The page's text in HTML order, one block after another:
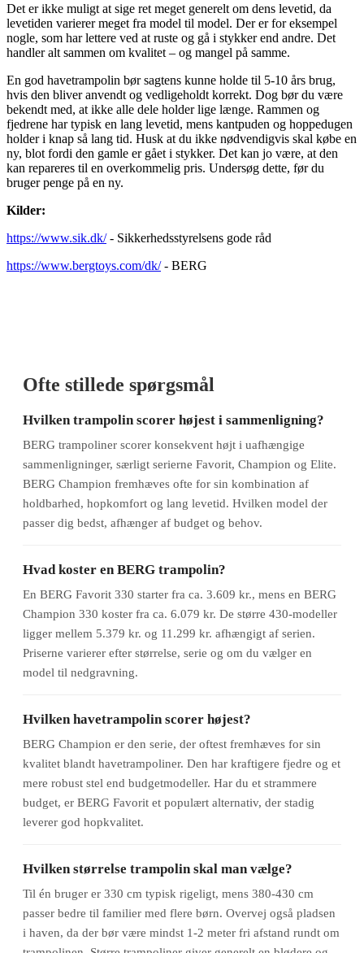
Det er ikke muligt at sige ret meget generelt om dens levetid, da
levetiden varierer meget fra model til model. Der er for eksempel
nogle, som har lettere ved at ruste og gå i stykker end andre. Det
handler alt sammen om kvalitet – og mangel på samme.
En god havetrampolin bør sagtens kunne holde til 5-10 års brug,
hvis den bliver anvendt og vedligeholdt korrekt. Dog bør du være
bekendt med, at ikke alle dele holder lige længe. Rammen og
fjedrene har typisk en lang levetid, mens kantpuden og hoppedugen
holder i knap så lang tid. Husk at du ikke nødvendigvis skal købe en
ny, blot fordi den gamle er gået i stykker. Det kan jo være, at den
kan repareres til en overkommelig pris. Undersøg dette, før du
bruger penge på en ny.
Kilder:
https://www.sik.dk/- Sikkerhedsstyrelsens gode råd
https://www.bergtoys.com/dk/- BERG
Ofte stillede spørgsmål
Hvilken trampolin scorer højest i sammenligning?
BERG trampoliner scorer konsekvent højt i uafhængige
sammenligninger, særligt serierne Favorit, Champion og Elite.
BERG Champion fremhæves ofte for sin kombination af
holdbarhed, hopkomfort og lang levetid. Hvilken model der
passer dig bedst, afhænger af budget og behov.
Hvad koster en BERG trampolin?
En BERG Favorit 330 starter fra ca. 3.609 kr., mens en BERG
Champion 330 koster fra ca. 6.079 kr. De større 430-modeller
ligger mellem 5.379 kr. og 11.299 kr. afhængigt af serien.
Priserne varierer efter størrelse, serie og om du vælger en
model til nedgravning.
Hvilken havetrampolin scorer højest?
BERG Champion er den serie, der oftest fremhæves for sin
kvalitet blandt havetrampoliner. Den har kraftigere fjedre og et
mere robust stel end budgetmodeller. Har du et strammere
budget, er BERG Favorit et populært alternativ, der stadig
leverer god hopkvalitet.
Hvilken størrelse trampolin skal man vælge?
Til én bruger er 330 cm typisk rigeligt, mens 380-430 cm
passer bedre til familier med flere børn. Overvej også pladsen
i haven, da der bør være mindst 1-2 meter fri afstand rundt om